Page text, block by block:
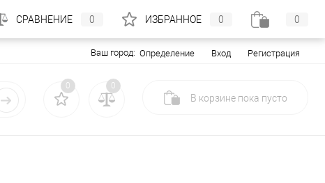
Ваш город: Определение Вход Регистрация
0 0
В корзине пока пусто
СРАВНЕНИЕ 0 ИЗБРАННОЕ 0 0